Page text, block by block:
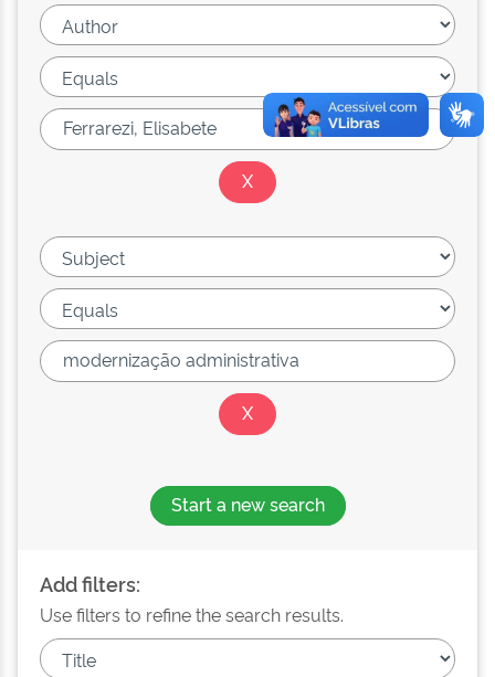
Start a new search
Add filters:
Use filters to refine the search results.